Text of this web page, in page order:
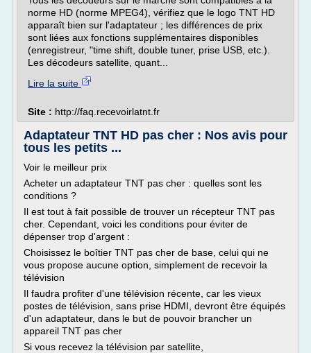
norme HD (norme MPEG4), vérifiez que le logo TNT HD
apparaît bien sur l'adaptateur ; les différences de prix
sont liées aux fonctions supplémentaires disponibles
(enregistreur, "time shift, double tuner, prise USB, etc.).
Les décodeurs satellite, quant...
Lire la suite
Site : http://faq.recevoirlatnt.fr
Adaptateur TNT HD pas cher : Nos avis pour
tous les petits ...
Voir le meilleur prix
Acheter un adaptateur TNT pas cher : quelles sont les
conditions ?
Il est tout à fait possible de trouver un récepteur TNT pas
cher. Cependant, voici les conditions pour éviter de
dépenser trop d'argent :
Choisissez le boîtier TNT pas cher de base, celui qui ne
vous propose aucune option, simplement de recevoir la
télévision
Il faudra profiter d'une télévision récente, car les vieux
postes de télévision, sans prise HDMI, devront être équipés
d'un adaptateur, dans le but de pouvoir brancher un
appareil TNT pas cher
Si vous recevez la télévision par satellite,